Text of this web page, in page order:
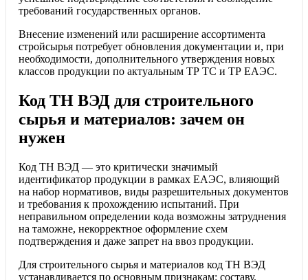
требований государственных органов.
Внесение изменений или расширение ассортимента
стройсырья потребует обновления документации и, при
необходимости, дополнительного утверждения новых
классов продукции по актуальным ТР ТС и ТР ЕАЭС.
Код ТН ВЭД для строительного
сырья и материалов: зачем он
нужен
Код ТН ВЭД — это критически значимый
идентификатор продукции в рамках ЕАЭС, влияющий
на набор нормативов, виды разрешительных документов
и требования к прохождению испытаний. При
неправильном определении кода возможны затруднения
на таможне, некорректное оформление схем
подтверждения и даже запрет на ввоз продукции.
Для строительного сырья и материалов код ТН ВЭД
устанавливается по основным признакам: составу,